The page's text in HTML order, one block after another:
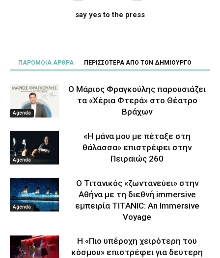
say yes to the press
ΠΑΡΟΜΟΙΑ ΑΡΘΡΑ ΠΕΡΙΣΣΟΤΕΡΑ ΑΠΟ ΤΟΝ ΔΗΜΙΟΥΡΓΟ
Agenda
Ο Μάριος Φραγκούλης παρουσιάζει
τα «Χέρια Φτερά» στο Θέατρο
Βράχων
Agenda
«Η μάνα μου με πέταξε στη
θάλασσα» επιστρέφει στην
Πειραιώς 260
Agenda
Ο Τιτανικός «ζωντανεύει» στην
Αθήνα με τη διεθνή immersive
εμπειρία TITANIC: An Immersive
Voyage
Η «Πιο υπέροχη χειρότερη του
κόσμου» επιστρέφει για δεύτερη